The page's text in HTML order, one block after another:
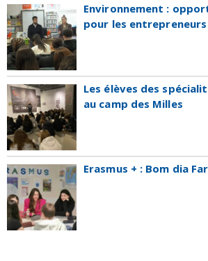
Environnement :
pour les entrepreneurs
Les élèves des
au camp des Milles
Erasmus + : Bom dia